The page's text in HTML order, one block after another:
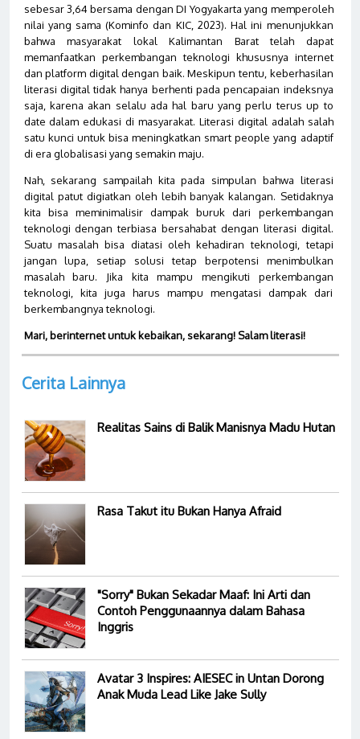
sebesar 3,64 bersama dengan DI Yogyakarta yang memperoleh
nilai yang sama (Kominfo dan KIC, 2023). Hal ini menunjukkan
bahwa masyarakat lokal Kalimantan Barat telah dapat
memanfaatkan perkembangan teknologi khususnya internet
dan platform digital dengan baik. Meskipun tentu, keberhasilan
literasi digital tidak hanya berhenti pada pencapaian indeksnya
saja, karena akan selalu ada hal baru yang perlu terus up to
date dalam edukasi di masyarakat. Literasi digital adalah salah
satu kunci untuk bisa meningkatkan smart people yang adaptif
di era globalisasi yang semakin maju.
Nah, sekarang sampailah kita pada simpulan bahwa literasi
digital patut digiatkan oleh lebih banyak kalangan. Setidaknya
kita bisa meminimalisir dampak buruk dari perkembangan
teknologi dengan terbiasa bersahabat dengan literasi digital.
Suatu masalah bisa diatasi oleh kehadiran teknologi, tetapi
jangan lupa, setiap solusi tetap berpotensi menimbulkan
masalah baru. Jika kita mampu mengikuti perkembangan
teknologi, kita juga harus mampu mengatasi dampak dari
berkembangnya teknologi.
Mari, berinternet untuk kebaikan, sekarang! Salam literasi!
Cerita Lainnya
Realitas Sains di Balik Manisnya Madu Hutan
Rasa Takut itu Bukan Hanya Afraid
"Sorry" Bukan Sekadar Maaf: Ini Arti dan
Contoh Penggunaannya dalam Bahasa
Inggris
Avatar 3 Inspires: AIESEC in Untan Dorong
Anak Muda Lead Like Jake Sully